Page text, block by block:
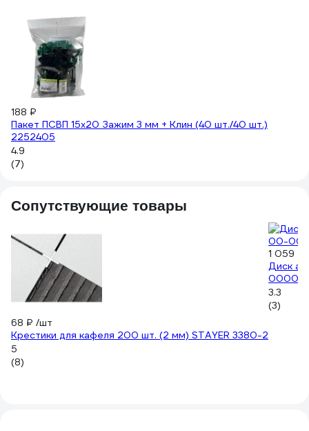
188 ₽
Пакет ПСВП 15х20 Зажим 3 мм + Клин (40 шт./40 шт.)
2252405
4.9
(7)
Сопутствующие товары
68 ₽ /шт
Крестики для кафеля 200 шт. (2 мм) STAYER 3380-2
5
(8)
1 059 ₽
Диск
3.3
(3)